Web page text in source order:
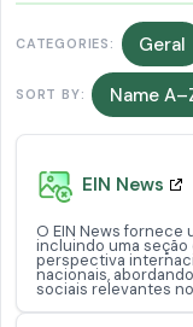
CATEGORIES: Geral
SORT BY: Name
EIN News
O EIN News
incluindo uma seção
perspectiva
nacionais,
sociais relevantes